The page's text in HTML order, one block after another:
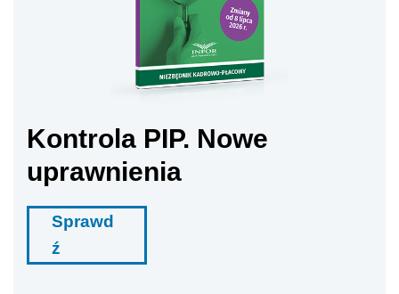
Kontrola PIP. Nowe
uprawnienia
Sprawd
ź